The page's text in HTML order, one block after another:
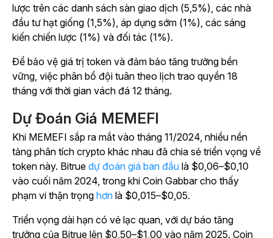
lược trên các danh sách sàn giao dịch (5,5%), các nhà
đầu tư hạt giống (1,5%), áp dụng sớm (1%), các sáng
kiến chiến lược (1%) và đối tác (1%).
Để bảo vệ giá trị token và đảm bảo tăng trưởng bền
vững, việc phân bổ đội tuân theo lịch trao quyền 18
tháng với thời gian vách đá 12 tháng.
Dự Đoán Giá MEMEFI
Khi MEMEFI sắp ra mắt vào tháng 11/2024, nhiều nền
tảng phân tích crypto khác nhau đã chia sẻ triển vọng về
token này. Bitrue dự đoán giá ban đầu là $0,06–$0,10
vào cuối năm 2024, trong khi Coin Gabbar cho thấy
phạm vi thận trọng hơn là $0,015–$0,05.
Triển vọng dài hạn có vẻ lạc quan, với dự báo tăng
trưởng của Bitrue lên $0,50–$1,00 vào năm 2025. Coin